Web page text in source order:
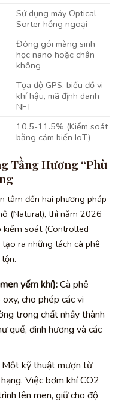
Sử dụng máy Optical
Sorter hồng ngoại
Đóng gói màng sinh
học nano hoặc chân
không
Tọa độ GPS, biểu đồ vi
khí hậu, mã định danh
NFT
10.5-11.5% (Kiểm soát
bằng cảm biến IoT)
Tầng Hương “Phù
tâm đến hai phương pháp
(Natural), thì năm 2026
kiểm soát (Controlled
ra những tách cà phê
yếm khí):Cà phê
cho phép các vi
trong chất nhầy thành
quế, đinh hương và các
kỹ thuật mượn từ
Việc bơm khí CO2
lên men, giữ cho độ